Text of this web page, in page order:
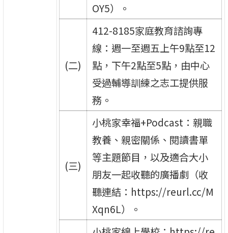
OY5）。
(二)
412-8185家庭教育諮詢專
線：週一至週五上午9點至12
點，下午2點至5點，由中心
受過輔導訓練之志工提供服
務。
(三)
小桃家幸福+Podcast：親職
教養、親密關係、閱讀書單
等主題節目，以及適合大小
朋友一起收聽的廣播劇（收
聽連結：https://reurl.cc/M
Xqn6L）。